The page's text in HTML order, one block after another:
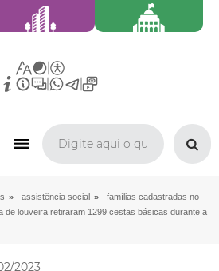
» assistência social »
famílias cadastradas no
de louveira retiraram 1299 cestas básicas durante a
2023